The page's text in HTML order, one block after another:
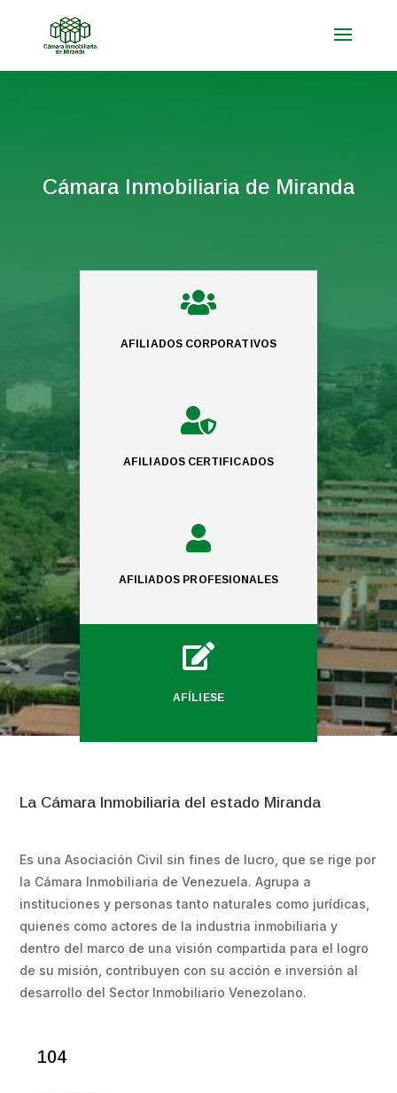
Cámara Inmobiliaria de Miranda

AFILIADOS CORPORATIVOS

AFILIADOS CERTIFICADOS

AFILIADOS PROFESIONALES

AFÍLIESE
La Cámara Inmobiliaria del estado Miranda
Es una Asociación Civil sin fines de lucro, que se rige por
la Cámara Inmobiliaria de Venezuela. Agrupa a
instituciones y personas tanto naturales como jurídicas,
quienes como actores de la industria inmobiliaria y
dentro del marco de una visión compartida para el logro
de su misión, contribuyen con su acción e inversión al
desarrollo del Sector Inmobiliario Venezolano.
104